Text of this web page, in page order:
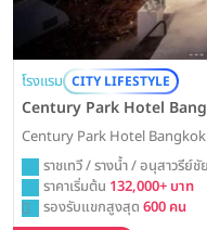
โรงแรม CITY LIFESTYLE
Century Park Hotel
Century Park Hotel
ราชเทวี / รางน้ำ / อนุสาวรีย์
ราคาเริ่มต้น 132,000+ บาท
รองรับแขกสูงสุด 600 คน